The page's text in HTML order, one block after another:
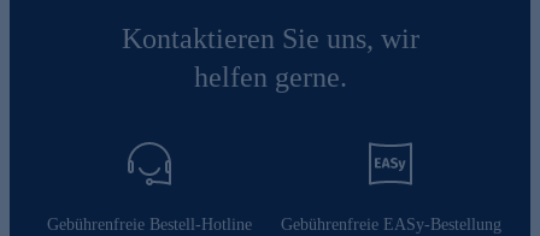
Kontaktieren Sie uns, wir
helfen gerne.
Gebührenfreie Bestell-Hotline Gebührenfreie EASy-Bestellung